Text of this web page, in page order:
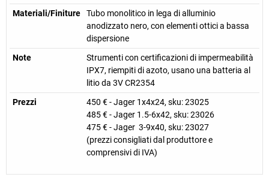
Materiali/Finiture
Tubo monolitico in lega di alluminio
anodizzato nero, con elementi ottici a bassa
dispersione
Note
Strumenti con certificazioni di impermeabilità
IPX7, riempiti di azoto, usano una batteria al
litio da 3V CR2354
Prezzi
450 € - Jager 1x4x24, sku: 23025
485 € - Jager 1.5-6x42, sku: 23026
475 € - Jager 3-9x40, sku: 23027
(prezzi consigliati dal produttore e
comprensivi di IVA)